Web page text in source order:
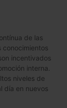
de las
conocimientos
incentivados
interna.
niveles de
día en nuevos